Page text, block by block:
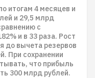
итогам 4 месяцев и
и 29,5 млрд
с
и в 33 раза. Рост
до вычета резервов
При сохранении
что прибыль
300 млрд рублей.